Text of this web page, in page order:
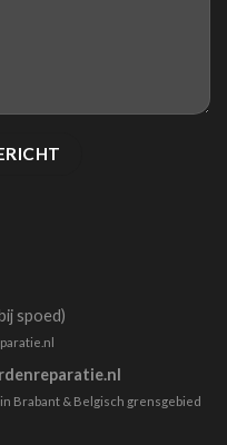
spoed)
Brabant & Belgisch grensgebied